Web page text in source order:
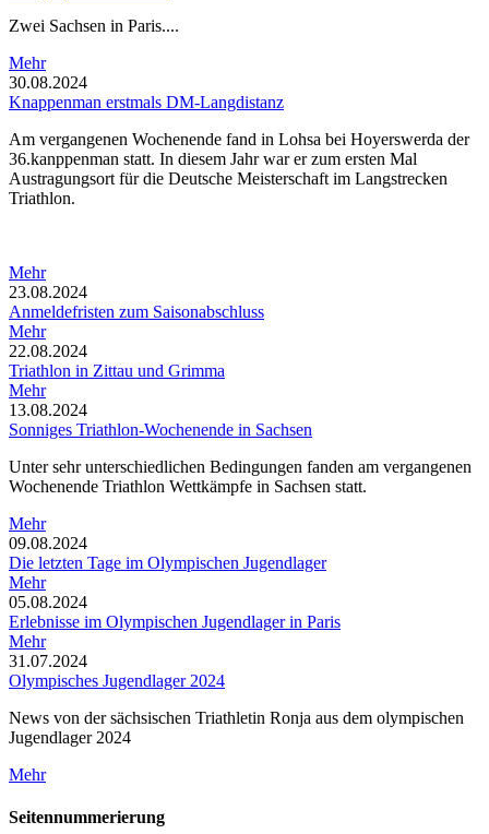
Zwei Sachsen in Paris....
Mehr
30.08.2024
Knappenman erstmals DM-Langdistanz
Am vergangenen Wochenende fand in Lohsa bei Hoyerswerda der
36.kanppenman statt. In diesem Jahr war er zum ersten Mal
Austragungsort für die Deutsche Meisterschaft im Langstrecken
Triathlon.
Mehr
23.08.2024
Anmeldefristen zum Saisonabschluss
Mehr
22.08.2024
Triathlon in Zittau und Grimma
Mehr
13.08.2024
Sonniges Triathlon-Wochenende in Sachsen
Unter sehr unterschiedlichen Bedingungen fanden am vergangenen
Wochenende Triathlon Wettkämpfe in Sachsen statt.
Mehr
09.08.2024
Die letzten Tage im Olympischen Jugendlager
Mehr
05.08.2024
Erlebnisse im Olympischen Jugendlager in Paris
Mehr
31.07.2024
Olympisches Jugendlager 2024
News von der sächsischen Triathletin Ronja aus dem olympischen
Jugendlager 2024
Mehr
Seitennummerierung